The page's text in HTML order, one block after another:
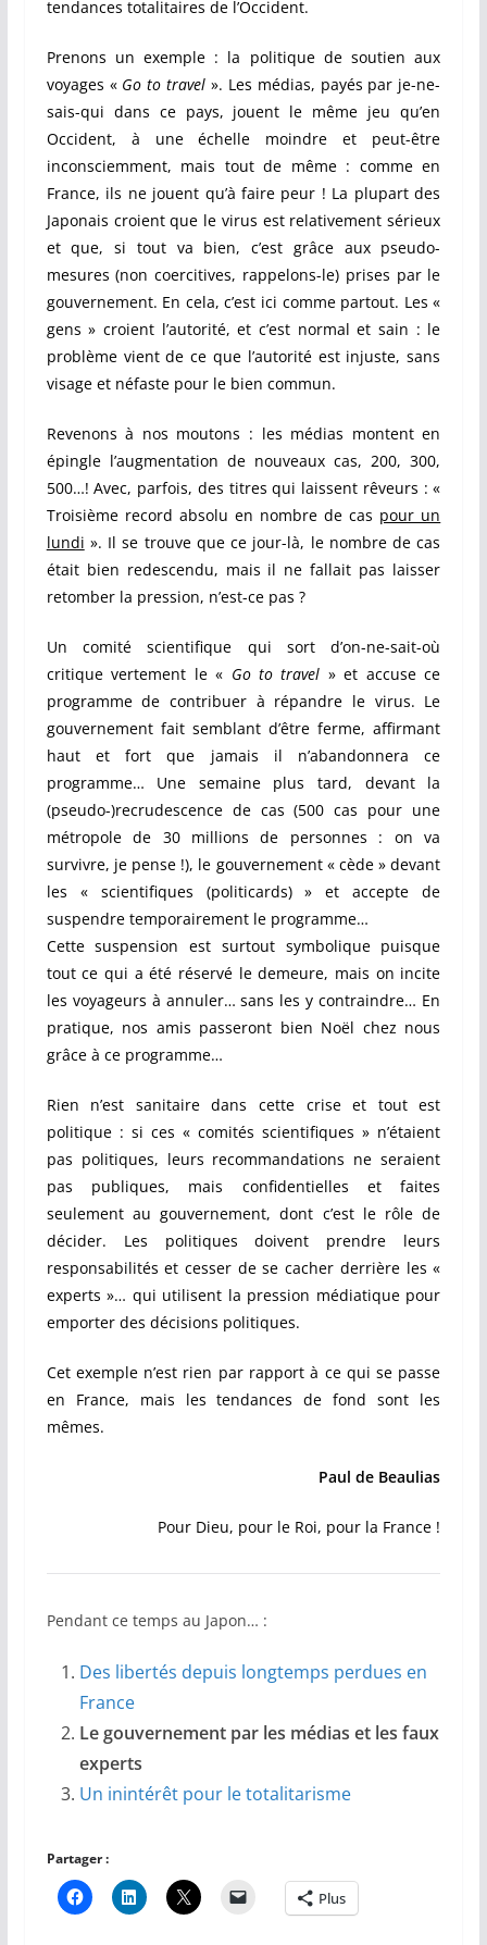
tendances totalitaires de l’Occident.
Prenons un exemple : la politique de soutien aux
voyages « Go to travel ». Les médias, payés par je-ne-
sais-qui dans ce pays, jouent le même jeu qu’en
Occident, à une échelle moindre et peut-être
inconsciemment, mais tout de même : comme en
France, ils ne jouent qu’à faire peur ! La plupart des
Japonais croient que le virus est relativement sérieux
et que, si tout va bien, c’est grâce aux pseudo-
mesures (non coercitives, rappelons-le) prises par le
gouvernement. En cela, c’est ici comme partout. Les «
gens » croient l’autorité, et c’est normal et sain : le
problème vient de ce que l’autorité est injuste, sans
visage et néfaste pour le bien commun.
Revenons à nos moutons : les médias montent en
épingle l’augmentation de nouveaux cas, 200, 300,
500…! Avec, parfois, des titres qui laissent rêveurs : «
Troisième record absolu en nombre de cas pour un
lundi ». Il se trouve que ce jour-là, le nombre de cas
était bien redescendu, mais il ne fallait pas laisser
retomber la pression, n’est-ce pas ?
Un comité scientifique qui sort d’on-ne-sait-où
critique vertement le « Go to travel » et accuse ce
programme de contribuer à répandre le virus. Le
gouvernement fait semblant d’être ferme, affirmant
haut et fort que jamais il n’abandonnera ce
programme… Une semaine plus tard, devant la
(pseudo-)recrudescence de cas (500 cas pour une
métropole de 30 millions de personnes : on va
survivre, je pense !), le gouvernement « cède » devant
les « scientifiques (politicards) » et accepte de
suspendre temporairement le programme…
Cette suspension est surtout symbolique puisque
tout ce qui a été réservé le demeure, mais on incite
les voyageurs à annuler… sans les y contraindre… En
pratique, nos amis passeront bien Noël chez nous
grâce à ce programme…
Rien n’est sanitaire dans cette crise et tout est
politique : si ces « comités scientifiques » n’étaient
pas politiques, leurs recommandations ne seraient
pas publiques, mais confidentielles et faites
seulement au gouvernement, dont c’est le rôle de
décider. Les politiques doivent prendre leurs
responsabilités et cesser de se cacher derrière les «
experts »… qui utilisent la pression médiatique pour
emporter des décisions politiques.
Cet exemple n’est rien par rapport à ce qui se passe
en France, mais les tendances de fond sont les
mêmes.
Paul de Beaulias
Pour Dieu, pour le Roi, pour la France !
Pendant ce temps au Japon… :
Des libertés depuis longtemps perdues en
France
Le gouvernement par les médias et les faux
experts
Un inintérêt pour le totalitarisme
Partager :
Plus